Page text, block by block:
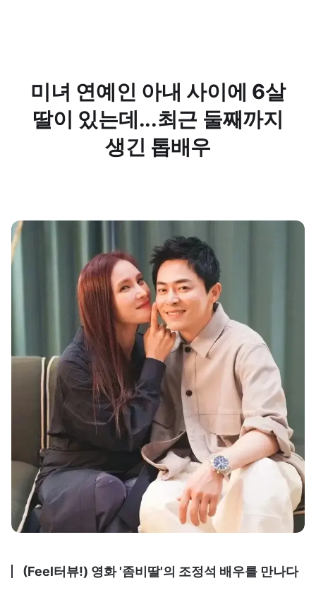
미녀 연예인 아내 사이에 6살
딸이 있는데...최근 둘째까지
생긴 톱배우
(Feel터뷰!) 영화 '좀비딸'의 조정석 배우를 만나다